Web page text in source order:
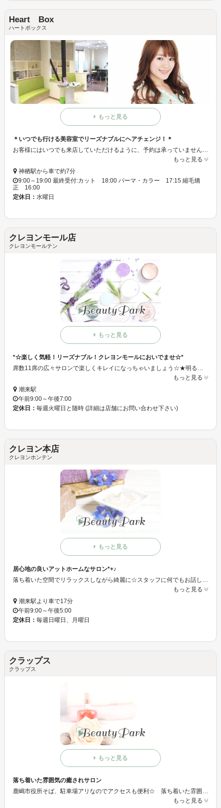
Heart Box
ハートボックス
もっと見る
＊いつでも行ける美容室でリーズナブルにヘアチェンジ！＊
お客様にはいつでも来店していただけるように、予約は承っていません！ メニューもすべてリーズナブルなのも魅力♪｡* 暖かなホスピタリティであなたをお迎えいたします☆｡+
もっと見る
神栖駅から車で約7分
9:00～19:00 最終受付:カット 18:00 パーマ・カラー 17:15 縮毛矯
正 16:00
定休日： 水曜日
クレヨンモール店
クレヨンモールテン
もっと見る
*☆楽しく気軽！リーズナブル！クレヨンモールにおいでませ☆*
席数11席の広々サロンで楽しくキレイになっちゃいましょう☆★明るく元気なスタッフ達がお客さまをお待ちしています！親しみやすい人ばかりなので気楽にご相談して下さい♪居心地の良さと、リーズナブルな価格設定でアナタも常連に仲間入り☆.｡.:*･ﾟ
もっと見る
潮来駅
午前9:00～午後7:00
定休日： 毎週火曜日と随時 (詳細は店舗にお問い合わせ下さい)
クレヨン本店
クレヨンホンテン
もっと見る
居心地の良いアットホームなサロン*+♪
もっと見る
潮来駅より車で17分
午前9:00～午後5:00
定休日： 毎週日曜日、月曜日
クラップス
クラップス
もっと見る
落ち着いた雰囲気の癒されサロン
もっと見る